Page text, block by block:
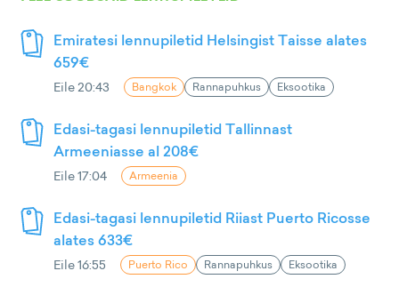
Emiratesi lennupiletid Helsingist Taisse alates
659€
Eile 20:43 Bangkok Rannapuhkus Eksootika
Edasi-tagasi lennupiletid Tallinnast
Armeeniasse al 208€
Eile 17:04 Armeenia
Edasi-tagasi lennupiletid Riiast Puerto Ricosse
alates 633€
Eile 16:55 Puerto Rico Rannapuhkus Eksootika